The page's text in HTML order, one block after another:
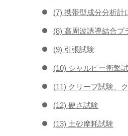
(7) 携帯型成分分析計
(8) 高周波誘導結合
(9) 引張試験
(10) シャルピー衝撃
(11) クリープ試験、
(12) 硬さ試験
(13) 土砂摩耗試験